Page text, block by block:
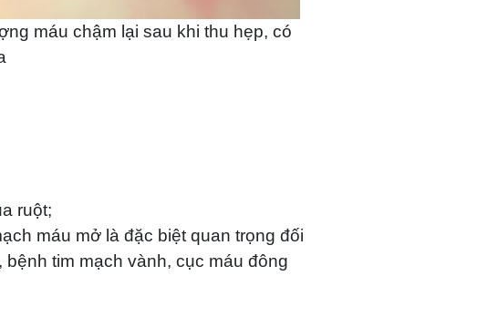
máu chậm lại sau khi thu hẹp, có
ruột;
máu mở là đặc biệt quan trọng đối
tim mạch vành, cục máu đông